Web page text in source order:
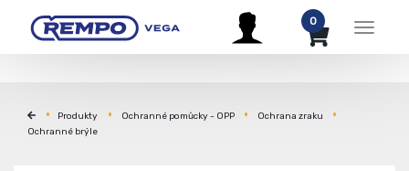
Menu
0
Produkty Ochranné pomůcky - OPP
Ochrana zraku
Ochranné brýle